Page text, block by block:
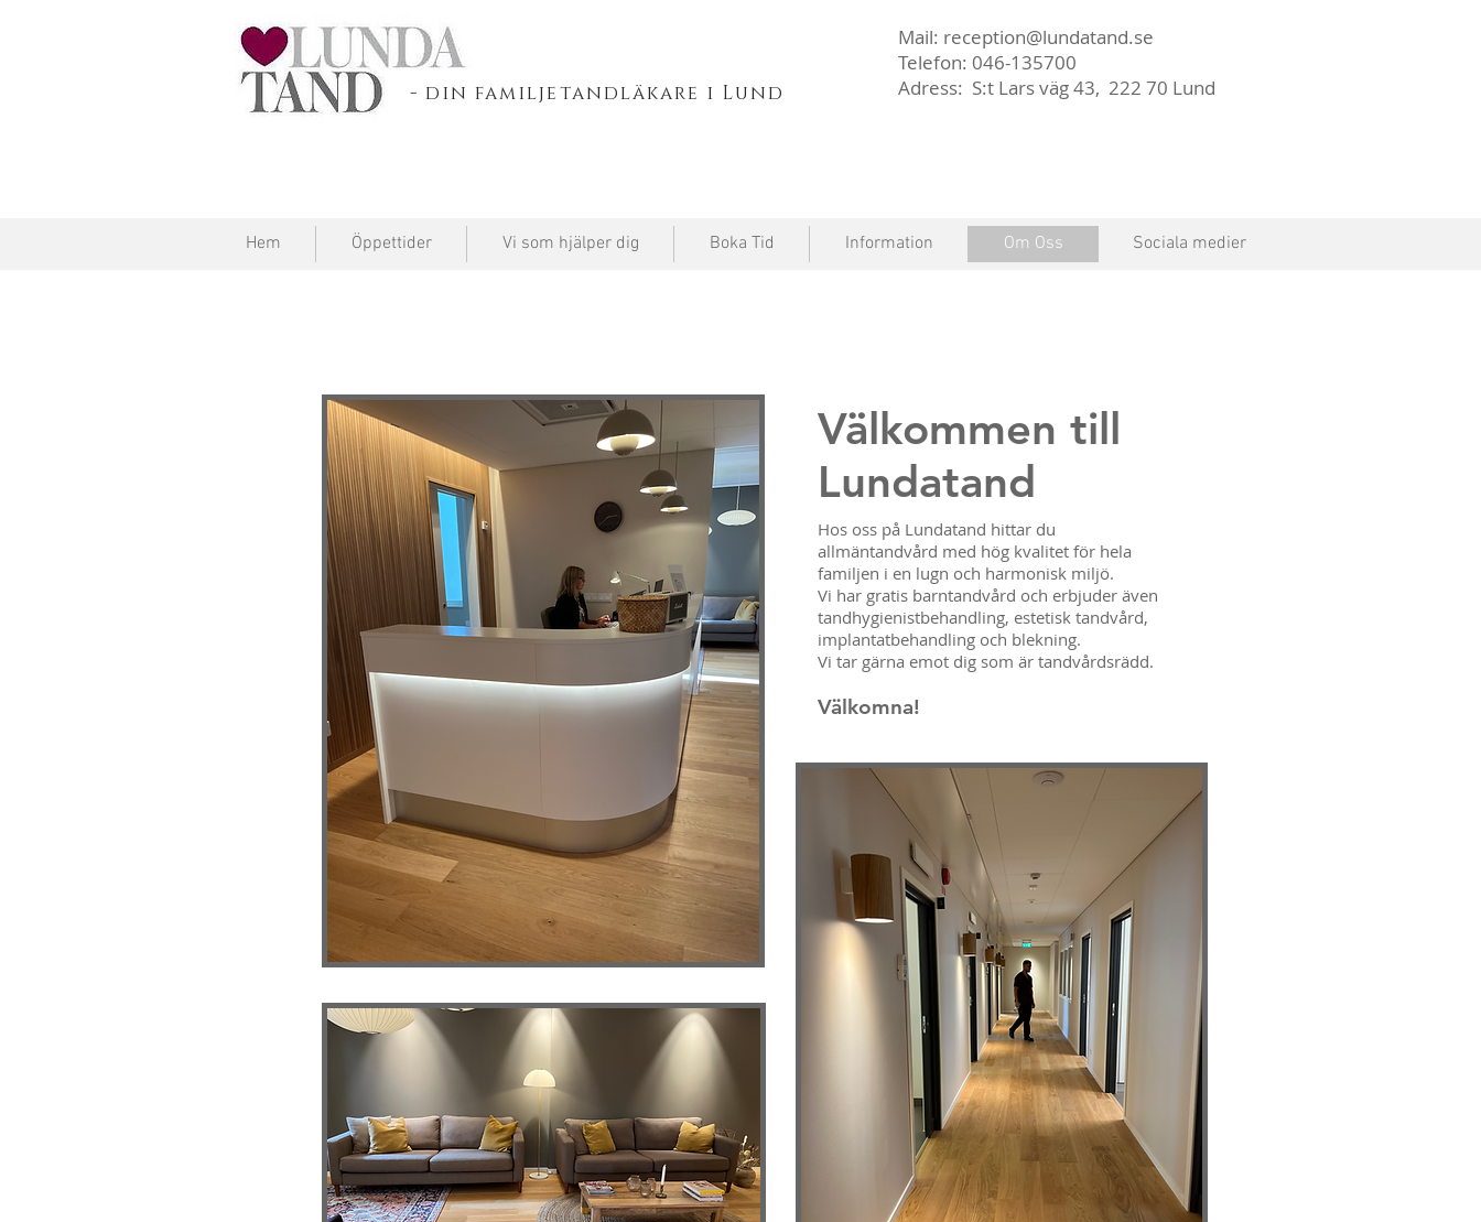
- din familjetandläkare i Lund
Mail: reception@lundatand.se
Telefon: 046-135700
Adress: S:t Lars väg 43, 222 70 Lund
Hem Öppettider Vi som hjälper dig Boka Tid Information Om Oss Sociala medier
Välkommen till
Lundatand
Hos oss på Lundatand hittar du
allmäntandvård med hög kvalitet för hela
familjen i en lugn och harmonisk miljö.
Vi har gratis barntandvård och erbjuder även
tandhygienistbehandling, estetisk tandvård,
implantatbehandling och blekning.
Vi tar gärna emot dig som är tandvårdsrädd.
Välkomna!